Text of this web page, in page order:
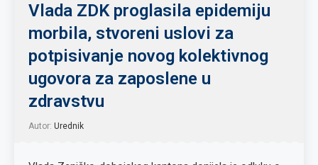
Vlada ZDK proglasila epidemiju
morbila, stvoreni uslovi za
potpisivanje novog kolektivnog
ugovora za zaposlene u
zdravstvu
Autor: Urednik